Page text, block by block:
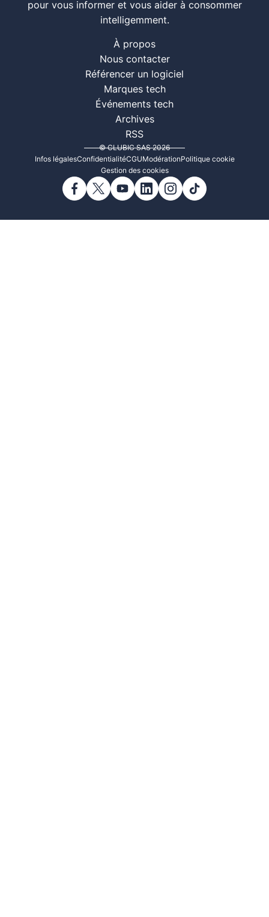
pour vous informer et vous aider à consommer
intelligemment.
À propos
Nous contacter
Référencer un logiciel
Marques tech
Événements tech
Archives
RSS
© CLUBIC SAS 2026
Infos légalesConfidentialitéCGUModérationPolitique cookie
Gestion des cookies